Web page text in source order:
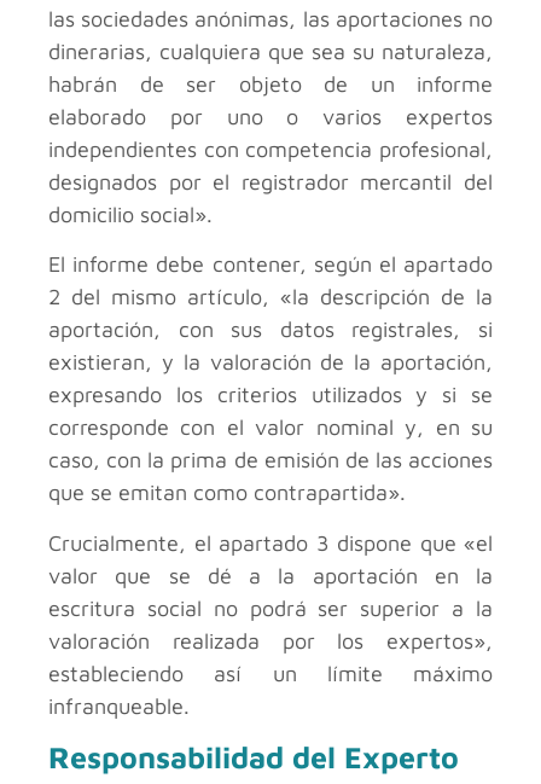
las sociedades anónimas, las aportaciones no
dinerarias, cualquiera que sea su naturaleza,
habrán de ser objeto de un informe
elaborado por uno o varios expertos
independientes con competencia profesional,
designados por el registrador mercantil del
domicilio social».
El informe debe contener, según el apartado
2 del mismo artículo, «la descripción de la
aportación, con sus datos registrales, si
existieran, y la valoración de la aportación,
expresando los criterios utilizados y si se
corresponde con el valor nominal y, en su
caso, con la prima de emisión de las acciones
que se emitan como contrapartida».
Crucialmente, el apartado 3 dispone que «el
valor que se dé a la aportación en la
escritura social no podrá ser superior a la
valoración realizada por los expertos»,
estableciendo así un límite máximo
infranqueable.
Responsabilidad del Experto